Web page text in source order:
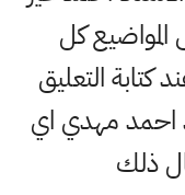
كل
التعليق
احمد مهدي اي
ذلك